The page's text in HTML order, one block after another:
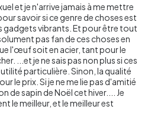
et je n'arrive jamais à me mettre
savoir si ce genre de choses est
vibrants. Et pour être tout
pas fan de ces choses en
l'œuf soit en acier, tant pour le
...et je ne sais pas non plus si ces
particulière. Sinon, la qualité
le prix. Si je ne me lie pas d'amitié
de sapin de Noël cet hiver.... Je
le meilleur, et le meilleur est